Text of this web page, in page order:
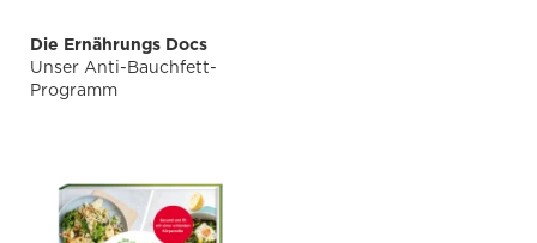
Die Ernährungs Docs
Unser Anti-Bauchfett-
Programm